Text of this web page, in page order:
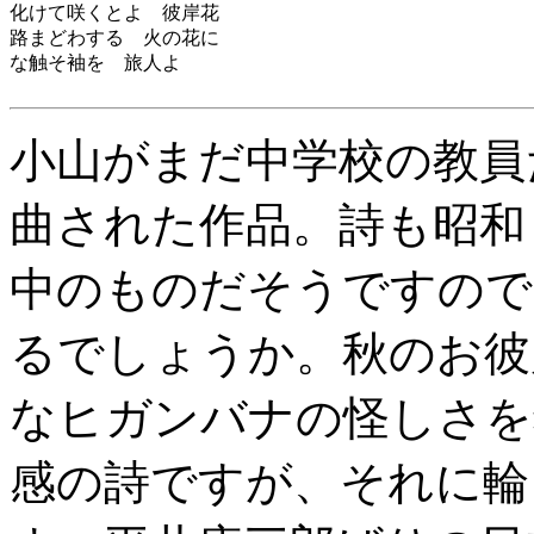
化けて咲くとよ 彼岸花
路まどわする 火の花に
な触そ袖を 旅人よ
小山がまだ中学校の教
曲された作品。詩も昭
中のものだそうですの
るでしょうか。秋のお
なヒガンバナの怪しさ
感の詩ですが、それに